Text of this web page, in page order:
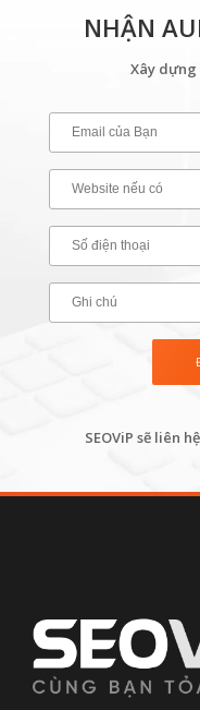
NHẬN
Xây
SEOViP sẽ liên